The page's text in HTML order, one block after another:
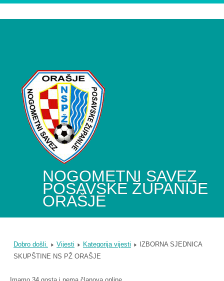
NOGOMETNI SAVEZ
POSAVSKE ŽUPANIJE
ORAŠJE
Dobro došli. Vijesti Kategorija vijesti
IZBORNA SJEDNICA
SKUPŠTINE NS PŽ ORAŠJE